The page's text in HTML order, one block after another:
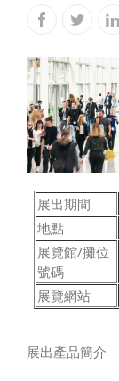
展出期間
地點
展覽館/攤位
號碼
展覽網站
展出產品簡介